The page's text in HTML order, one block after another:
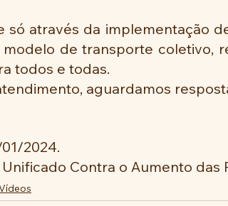
só através da implementação
de transporte coletivo,
todos e todas.
aguardamos
2024.
Contra o Aumento das